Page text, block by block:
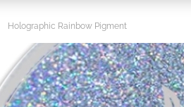
Holographic Rainbow Pigment